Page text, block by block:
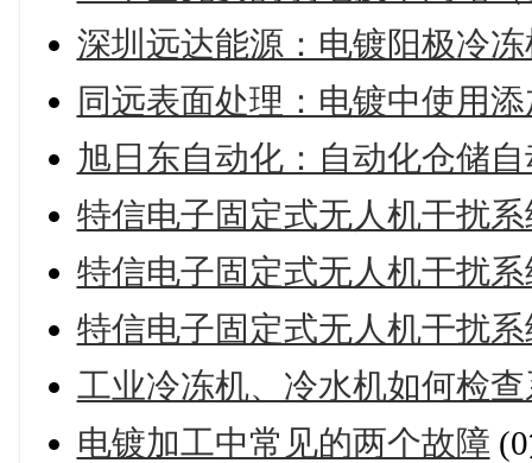
深圳远达能源：电镀阳极冷
同远表面处理：电镀中使用
旭日东自动化：自动化仓储
特信电子固定式无人机干扰系
特信电子固定式无人机干扰系
特信电子固定式无人机干扰系
工业冷冻机、冷水机如何检
电镀加工中常见的两个故障